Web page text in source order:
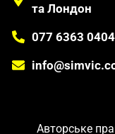
та Лондон
077 6363 0404
Авторське